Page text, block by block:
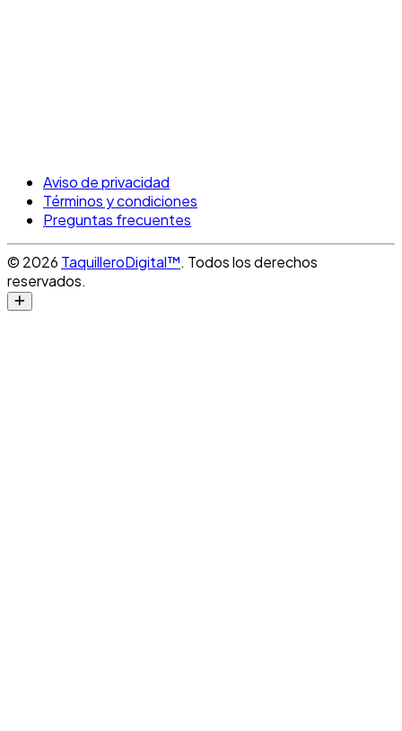
Aviso de privacidad
Términos y condiciones
Preguntas frecuentes
© 2026 TaquilleroDigital™. Todos los derechos
reservados.